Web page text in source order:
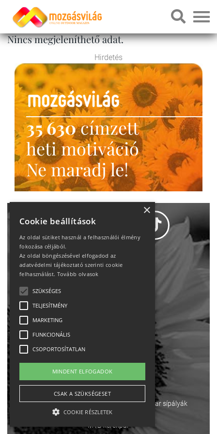
Nincs megjeleníthető adat.
Hirdetés
35 630címzett
heti motiváció
Ne maradj le!
Adatvédelem
Impresszum-kapcsolat
English
Ebike Osztrák sípályák Magyar sípályák
MTB kerékpár
×
Cookie beállítások
Az oldal sütiket használ a felhasználói élmény
fokozása céljából.
Az oldal böngészésével elfogadod az
adatvédelmi tájékoztató szerinti cookie
felhasználást. Tovább olvasok
SZÜKSÉGES
TELJESÍTMÉNY
MARKETING
FUNKCIONÁLIS
CSOPORTOSÍTATLAN
MINDENT ELFOGADOK
CSAK A SZÜKSÉGESET
COOKIE RÉSZLETEK